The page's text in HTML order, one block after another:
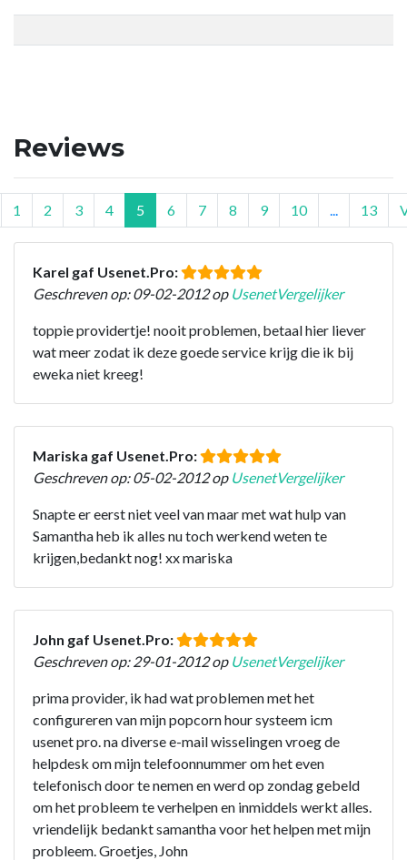
Reviews
1 2 3 4 5 6 7 8 9 10 13
Karel gaf Usenet.Pro:
Geschreven op: 09-02-2012 op UsenetVergelijker
toppie providertje! nooit problemen, betaal hier liever
wat meer zodat ik deze goede service krijg die ik bij
eweka niet kreeg!
Mariska gaf Usenet.Pro:
Geschreven op: 05-02-2012 op UsenetVergelijker
Snapte er eerst niet veel van maar met wat hulp van
Samantha heb ik alles nu toch werkend weten te
krijgen,bedankt nog! xx mariska
John gaf Usenet.Pro:
Geschreven op: 29-01-2012 op UsenetVergelijker
prima provider, ik had wat problemen met het
configureren van mijn popcorn hour systeem icm
usenet pro. na diverse e-mail wisselingen vroeg de
helpdesk om mijn telefoonnummer om het even
telefonisch door te nemen en werd op zondag gebeld
om het probleem te verhelpen en inmiddels werkt alles.
vriendelijk bedankt samantha voor het helpen met mijn
probleem. Groetjes, John